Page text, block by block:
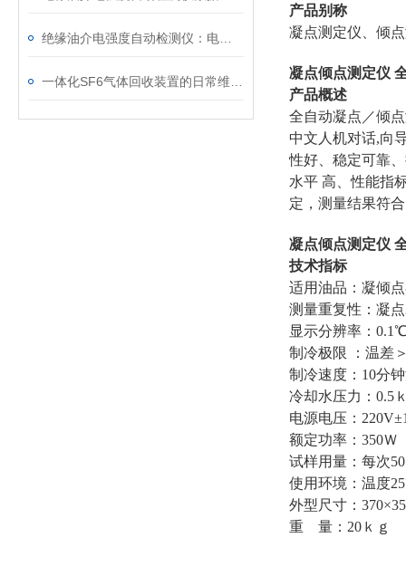
产品别称
凝点测定仪、倾
凝点倾点测定仪
产品概述
全自动凝点／倾
中文人机对话,向
性好、稳定可靠
水平 高、性能指
定，测量结果符
凝点倾点测定仪
技术指标
适用油品：凝倾
测量重复性：凝
显示分辨率：
制冷极限 ：温差
制冷速度：10分
冷却水压力：0.5
电源电压：
额定功率：350Ｗ
试样用量：每次
使用环境：温度
外型尺寸：
重 量：20ｋｇ